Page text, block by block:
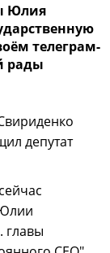
Юлия
телеграм-
рады
депутат
главы